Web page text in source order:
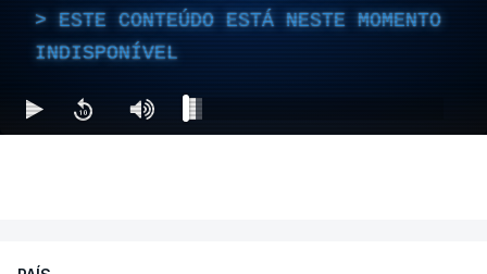
ESTE CONTEÚDO ESTÁ NESTE MOMENTO
INDISPONÍVEL